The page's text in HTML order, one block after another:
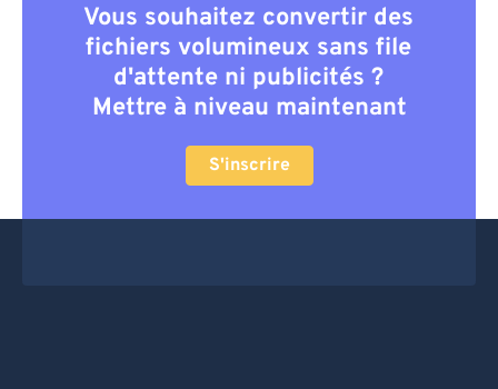
Vous souhaitez convertir des
fichiers volumineux sans file
d'attente ni publicités ?
Mettre à niveau maintenant
S'inscrire